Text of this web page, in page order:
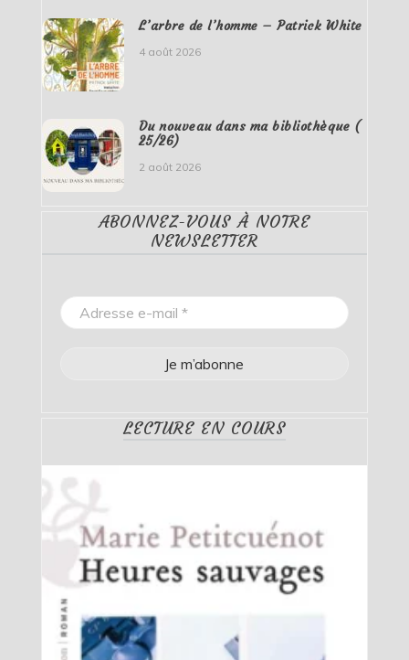
L’arbre de l’homme – Patrick White
4 août 2026
Du nouveau dans ma bibliothèque (
25/26)
2 août 2026
ABONNEZ-VOUS À NOTRE
NEWSLETTER
LECTURE EN COURS